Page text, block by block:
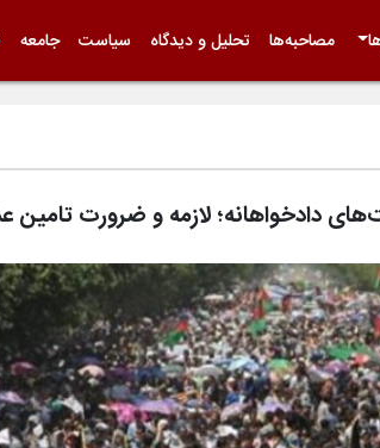
مصاحبه‌ها تحلیل و دیدگاه سیاست جامعه
دادخواهانه؛ لازمه و ضرورت تامین